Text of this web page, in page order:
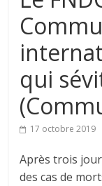
qui
17 octobre 2019
Après trois
des cas de